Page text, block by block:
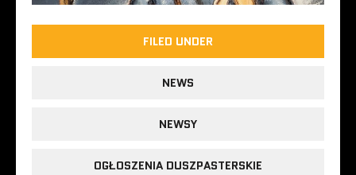
FILED UNDER
NEWS
NEWSY
OGŁOSZENIA DUSZPASTERSKIE